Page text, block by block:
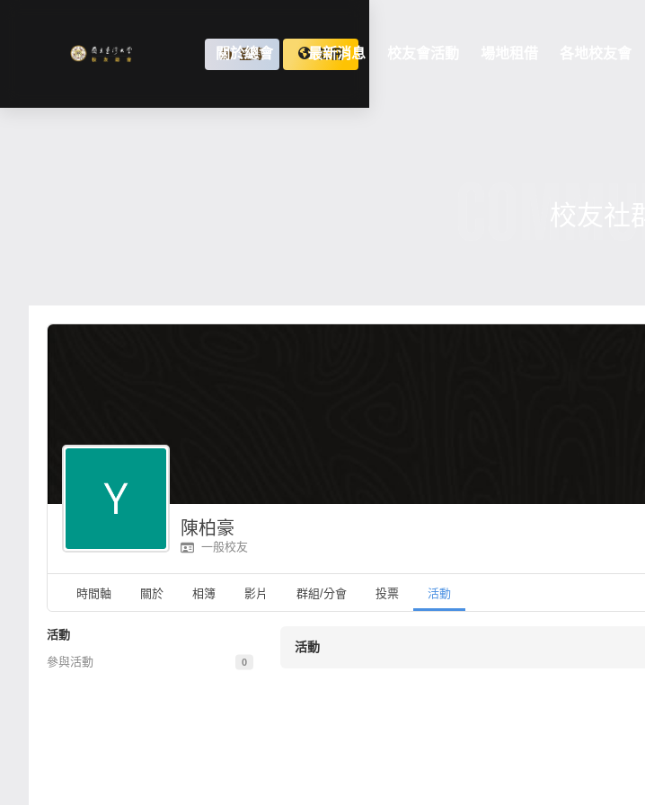
關於總會 最新消息
登錄 註冊
陳柏豪
一般校友
時間軸 關於 相簿 影片 群組/分會 投票 活動
活動
參與活動
0
活動